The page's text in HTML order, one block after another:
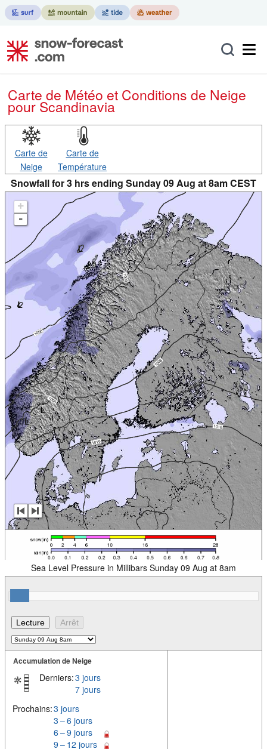
Carte de Météo et Conditions de Neige
pour Scandinavia
Carte de
Neige
Carte de
Température
Snowfall for 3 hrs ending Sunday 09 Aug at 8am CEST
+
-
Sea Level Pressure in Millibars Sunday 09 Aug at 8am
Accumulation de Neige
Derniers:3 jours
7 jours
Prochains:3 jours
3 – 6 jours
6 – 9 jours
9 – 12 jours